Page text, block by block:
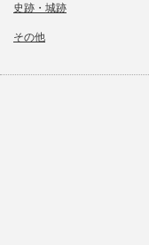
史跡・城跡
その他